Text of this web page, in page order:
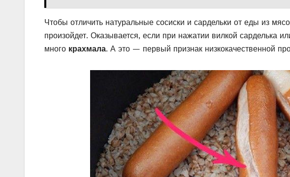
Чтобы отличить натуральные сосиски и сардельки от еды из
произойдет. Оказывается, если при нажатии вилкой сарделька
много крахмала. А это — первый признак низкокачественной